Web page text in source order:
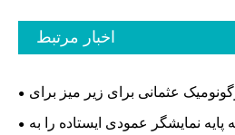
اخبار مرتبط
عثمانی برای زیر میز برای
راحتی اداری مدرن ضروری است؟
نمایشگر عمودی ایستاده را به